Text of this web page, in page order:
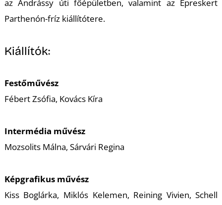
az Andrássy úti főépületben, valamint az Epreskert
Parthenón-fríz kiállítótere.
Kiállítók:
Festőművész
Fébert Zsófia, Kovács Kíra
Intermédia művész
Mozsolits Málna, Sárvári Regina
Képgrafikus művész
Kiss Boglárka, Miklós Kelemen, Reining Vivien, Schell